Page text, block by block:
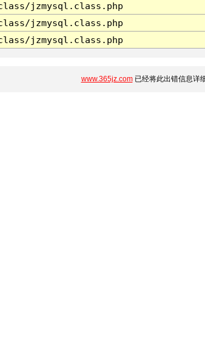
jzmysql.class.php
jzmysql.class.php
jzmysql.class.php
www.365jz.com已经将此出错信息详